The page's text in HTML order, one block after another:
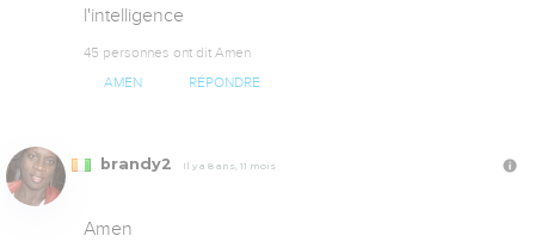
l'intelligence
45 personnes ont dit Amen
AMEN RÉPONDRE
brandy2 Il y a 8 ans, 11 mois
Amen